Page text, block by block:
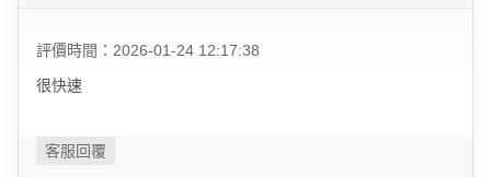
評價時間：2026-01-24 12:17:38
很快速